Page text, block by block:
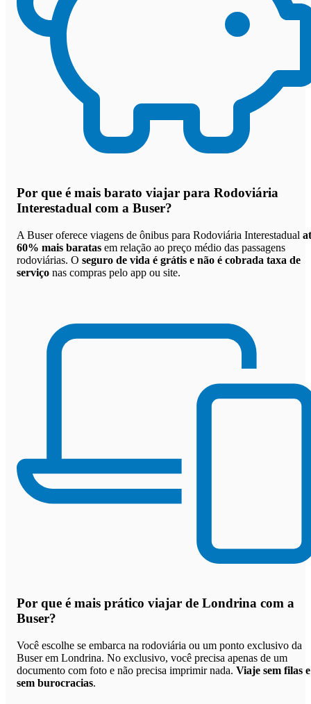
Por que é mais barato viajar para Rodoviária
Interestadual com a Buser?
A Buser oferece viagens de ônibus para Rodoviária Interestadual
60% mais baratas em relação ao preço médio das passagens
rodoviárias. O seguro de vida é grátis e não é cobrada taxa de
serviço nas compras pelo app ou site.
Por que é mais prático viajar de Londrina com a
Buser?
Você escolhe se embarca na rodoviária ou um ponto exclusivo da
Buser em Londrina. No exclusivo, você precisa apenas de um
documento com foto e não precisa imprimir nada. Viaje sem filas e
sem burocracias.